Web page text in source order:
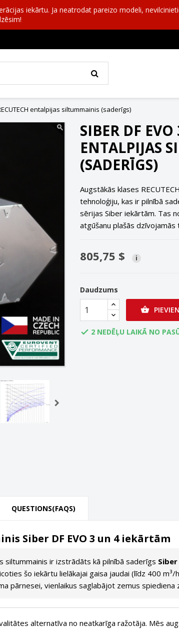
iekārtu. Ja neatrodat pareizo modeli,
entalpijas siltummainis (saderīgs)
SIBER DF EVO
ENTALPIJAS
(SADERĪGS)
Augstākās klases
tehnoloģiju, kas ir pilnībā
sērijas Siber iekārtām. Tas
atgūšanu plašās dzīvojamās
805,75 $ i
Daudzums

 2 NEDĒĻU LAIKĀ NO
QUESTIONS(FAQS)
Siber DF EVO 3 un 4 iekārtām
siltummainis ir izstrādāts kā pilnībā saderīgs
šo iekārtu lielākajai gaisa jaudai (līdz 400 m³/
pārnesei, vienlaikus saglabājot zemus spiediena
alternatīva no neatkarīga ražotāja. Mēs